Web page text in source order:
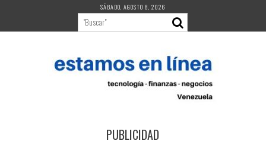
contenido
SÁBADO, AGOSTO 8, 2026
PUBLICIDAD